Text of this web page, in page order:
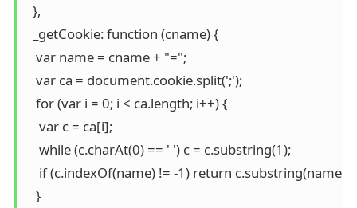
  },
  _getCookie: function (cname) {
   var name = cname + "=";
   var ca = document.cookie.split(';');
   for (var i = 0; i < ca.length; i++) {
    var c = ca[i];
    while (c.charAt(0) == ' ') c = c.substring(1);
if (c.indexOf(name) != -1) return
   }